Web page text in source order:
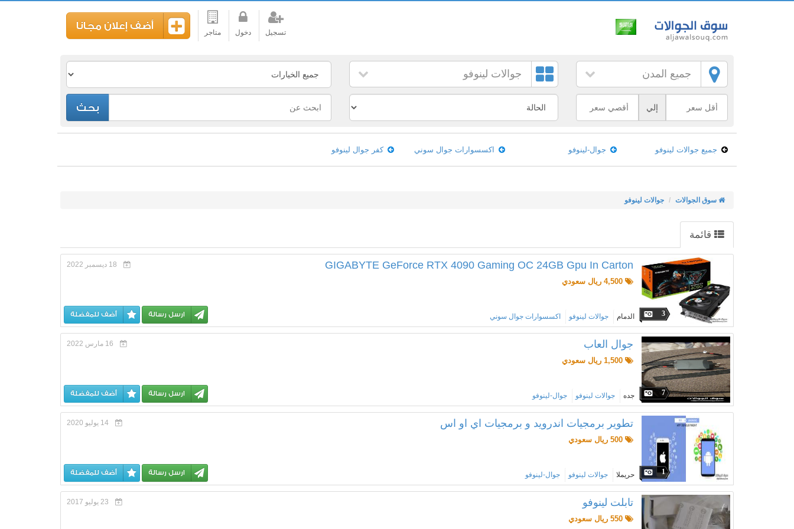
تسجيل دخول متاجر
أضف إعلان مجانا
جميع المدن جوالات لينوفو
إلي بحث
جميع جوالات لينوفو جوال-لينوفو اكسسوارات جوال سوني كفر جوال لينوفو
سوق الجوالات جوالات لينوفو
قائمة
3
GIGABYTE GeForce RTX 4090 Gaming OC 24GB Gpu In Carton
4,500 ريال سعودي
الدمام جوالات لينوفو اكسسوارات جوال سوني ارسل رسالة أضف للمفضلة
7
جوال العاب
1,500 ريال سعودي
جده جوالات لينوفو جوال-لينوفو ارسل رسالة أضف للمفضلة
1
تطوير برمجيات اندرويد و برمجيات اي او اس
500 ريال سعودي
حريملا جوالات لينوفو جوال-لينوفو ارسل رسالة أضف للمفضلة
تابلت لينوفو
550 ريال سعودي